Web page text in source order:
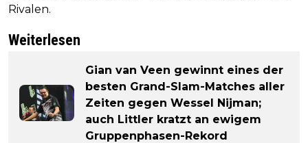
Rivalen.
Weiterlesen
Gian van Veen gewinnt eines der
besten Grand-Slam-Matches aller
Zeiten gegen Wessel Nijman;
auch Littler kratzt an ewigem
Gruppenphasen-Rekord